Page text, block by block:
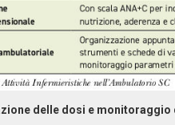
delle dosi e